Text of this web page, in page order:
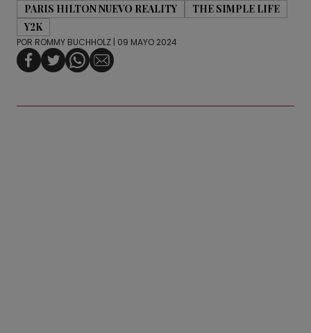
PARIS HILTON NUEVO REALITY
THE SIMPLE LIFE
Y2K
POR ROMMY BUCHHOLZ | 09 MAYO 2024